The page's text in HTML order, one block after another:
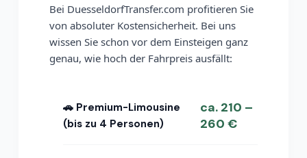
Bei DuesseldorfTransfer.com profitieren Sie
von absoluter Kostensicherheit. Bei uns
wissen Sie schon vor dem Einsteigen ganz
genau, wie hoch der Fahrpreis ausfällt:
🚗 Premium-Limousine
(bis zu 4 Personen)
ca. 210 –
260 €